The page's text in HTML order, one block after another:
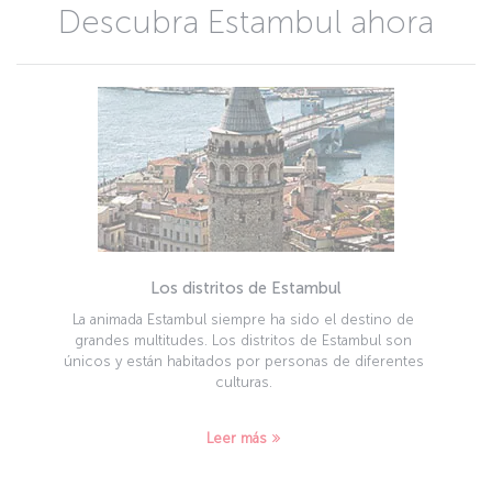
Descubra Estambul ahora
Los distritos de Estambul
La animada Estambul siempre ha sido el destino de
grandes multitudes. Los distritos de Estambul son
únicos y están habitados por personas de diferentes
culturas.
Leer más